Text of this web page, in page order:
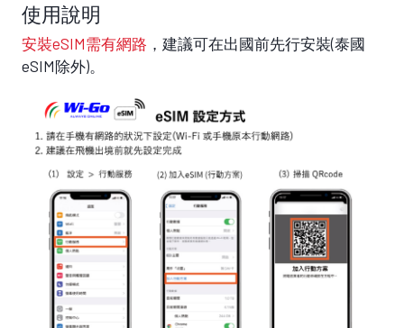
使用說明
安裝eSIM需有網路 ，建議可在出國前先行安裝(泰國
eSIM除外)。